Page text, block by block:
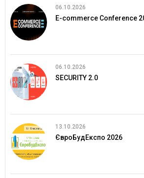
06.10.2026
E-commerce Conference
06.10.2026
SECURITY 2.0
13.10.2026
ЄвроБудЕкспо 2026